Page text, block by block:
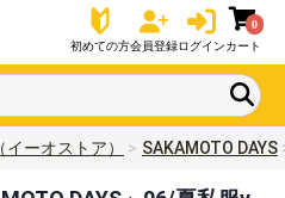
初めての方会員登録ログイン
0
カート
ーオストア） SAKAMOTO DAYS